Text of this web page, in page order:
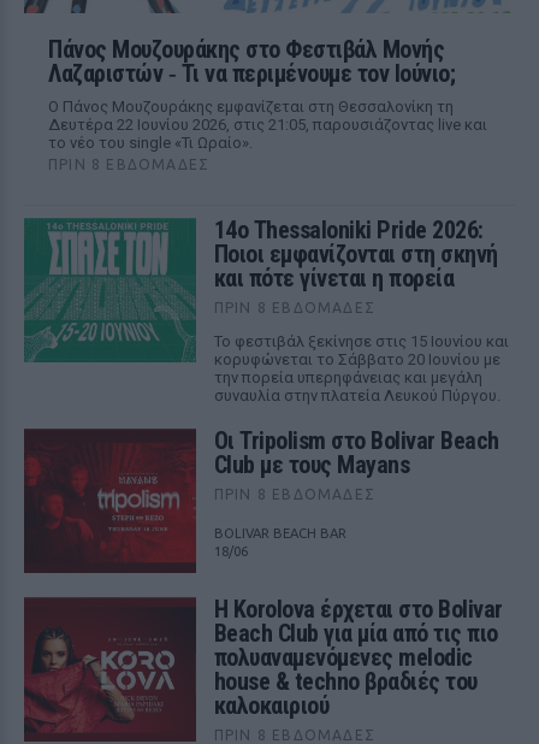
Πάνος Μουζουράκης στο Φεστιβάλ Μονής
Λαζαριστών ‑ Τι να περιμένουμε τον Ιούνιο;
Ο Πάνος Μουζουράκης εμφανίζεται στη Θεσσαλονίκη τη
Δευτέρα 22 Ιουνίου 2026, στις 21:05, παρουσιάζοντας live και
το νέο του single «Τι Ωραίο».
ΠΡΙΝ 8 ΕΒΔΟΜΆΔΕΣ
14ο Thessaloniki Pride 2026:
Ποιοι εμφανίζονται στη σκηνή
και πότε γίνεται η πορεία
ΠΡΙΝ 8 ΕΒΔΟΜΆΔΕΣ
Το φεστιβάλ ξεκίνησε στις 15 Ιουνίου και
κορυφώνεται το Σάββατο 20 Ιουνίου με
την πορεία υπερηφάνειας και μεγάλη
συναυλία στην πλατεία Λευκού Πύργου.
Οι Tripolism στο Bolivar Beach
Club με τους Mayans
ΠΡΙΝ 8 ΕΒΔΟΜΆΔΕΣ
BOLIVAR BEACH BAR
18/06
Η Korolova έρχεται στο Bolivar
Beach Club για μία από τις πιο
πολυαναμενόμενες melodic
house & techno βραδιές του
καλοκαιριού
ΠΡΙΝ 8 ΕΒΔΟΜΆΔΕΣ